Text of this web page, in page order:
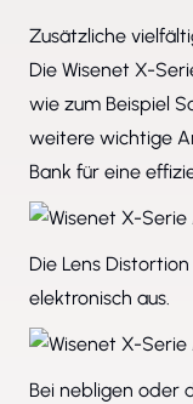
Zusätzliche
Die Wisenet X-
wie zum Beispiel
weitere wichtige
Bank für eine
Die Lens
elektronisch aus.
Bei nebligen oder